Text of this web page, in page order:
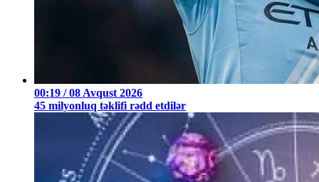
00:19 / 08 Avqust 2026
45 milyonluq təklifi rədd etdilər